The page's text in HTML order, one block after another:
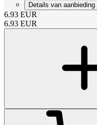
Details van
6.93 EUR
6.93 EUR